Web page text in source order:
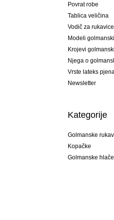
Povrat robe
Tablica veličina
Vodič za rukavice
Modeli
Krojevi
Njega o
Vrste lateks
Newsletter
Kategorije
Golmanske
Kopačke
Golmanske hlače